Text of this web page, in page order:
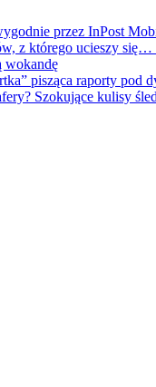
przez InPost
z którego ucieszy
wokandę
pisząca raporty pod
Szokujące kulisy